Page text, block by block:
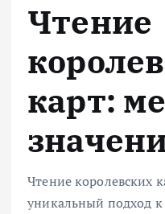
Чтение
карт:
Чтение королевских
уникальный подход